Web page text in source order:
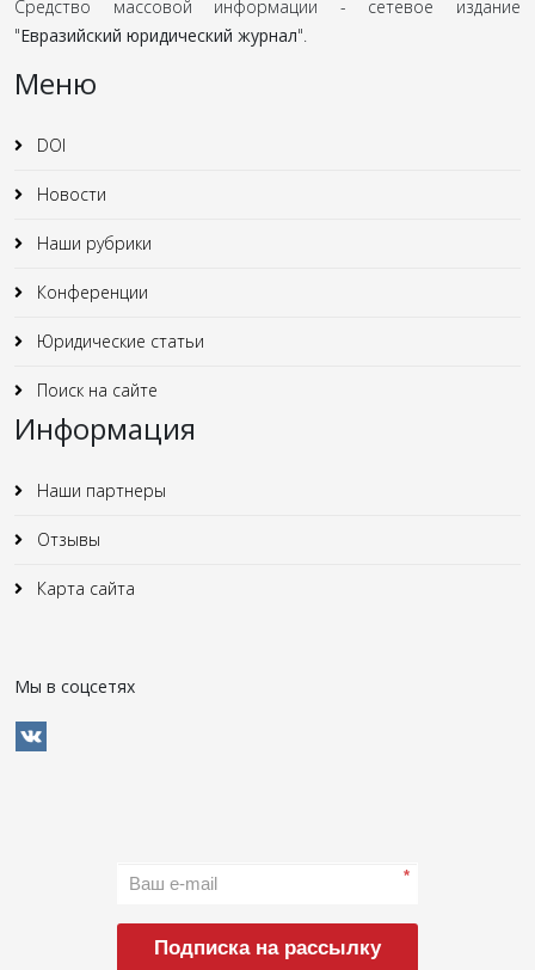
Средство массовой информации - сетевое издание
"Евразийский юридический журнал".
Меню
DOI
Новости
Наши рубрики
Конференции
Юридические статьи
Поиск на сайте
Информация
Наши партнеры
Отзывы
Карта сайта
Мы в соцсетях
*
Подписка на рассылку